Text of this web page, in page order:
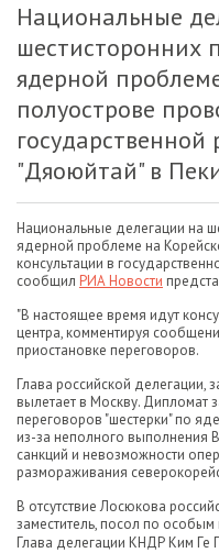
Национальные
шестисторонних
ядерной
полуострове
государственной
"Дяоюйтай" в
Национальные делегации на
ядерной проблеме на
консультации в
сообщил РИА Новости
"В настоящее время идут
центра, комментируя
приостановке переговоров.
Глава российской
вылетает в Москву. Дипломат
переговоров "шестерки" по
из-за неполного выполнения
санкций и невозможности
размораживания
В отсутствие Лосюкова
заместитель, посол по
Глава делегации КНДР Ким Ге